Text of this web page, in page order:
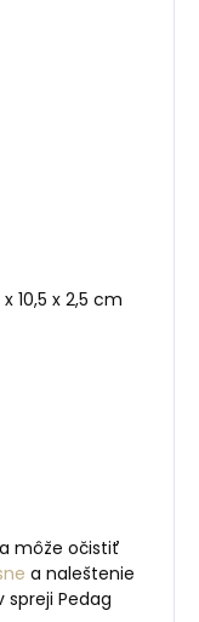
10,5 x 2,5 cm
môže očistiť
a naleštenie
Pedag